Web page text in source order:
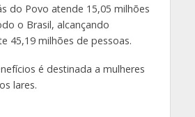
do Povo atende 15,05 milhões
o Brasil, alcançando
45,19 milhões de pessoas.
é destinada a mulheres
lares.